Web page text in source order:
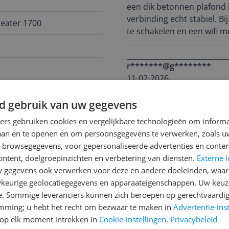
1700
een dik betonnen
verbinding echt stabiel.
te schakelen en een wifi
maar je hebt er echt
r*******@g********
11-02-2026
We waren thuis wel toe
snelheid. Deze best wel
verwachtingen. Installatie Fritz heeft hun best gedaan om de installatie zo
makkelijk mogelijk te
de installatie en moest
gereset moesten boten
de installatie ervan.
installatie prima 1 acces
met een LAN kabel. Dit
De tweede zit in het
stopcontact op zolder.
Schrijf een review
Heb jij dit product in
met het schrijven van je
gebruik van uw gegevens
gebruiken cookies en vergelijkbare technologieën om
en te openen en om persoonsgegevens te verwerken, zoals
voor gepersonaliseerde advertenties en
doelgroepinzichten en verbetering van diensten. Externe
gegevens ook verwerken voor deze en andere doeleinden,
geolocatiegegevens en apparaateigenschappen. Uw
Sommige leveranciers kunnen zich beroepen op
u hebt het recht om bezwaar te maken in Advertentie-
elk moment intrekken in Cookie-instellingen. Privacybeleid